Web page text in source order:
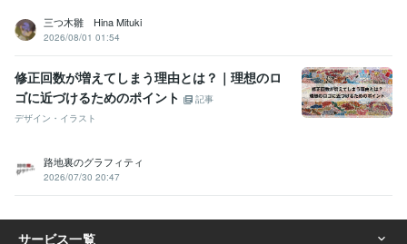
三つ木雛 Hina Mituki
2026/08/01 01:54
修正回数が増えてしまう理由とは？｜理想のロ
ゴに近づけるためのポイント
記事
デザイン・イラスト
路地裏のグラフィティ
2026/07/30 20:47